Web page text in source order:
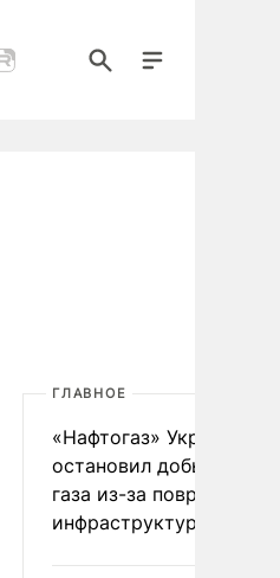
ГЛАВНОЕ
«Нафтогаз» Украины
остановил добычу
газа из-за повреждения
инфраструктуры